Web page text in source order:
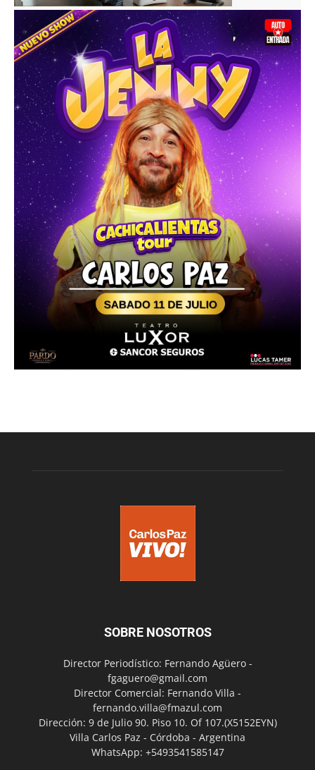
SOBRE NOSOTROS
Director Periodístico: Fernando Agüero -
fgaguero@gmail.com
Director Comercial: Fernando Villa -
fernando.villa@fmazul.com
Dirección: 9 de Julio 90. Piso 10. Of 107.(X5152EYN)
Villa Carlos Paz - Córdoba - Argentina
WhatsApp: +5493541585147